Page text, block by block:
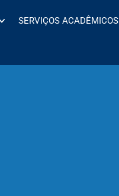
SERVIÇOS ACADÊMICOS